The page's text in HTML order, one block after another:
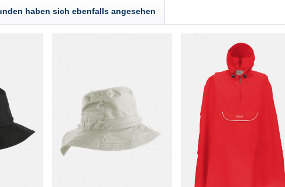
haben sich ebenfalls angesehen